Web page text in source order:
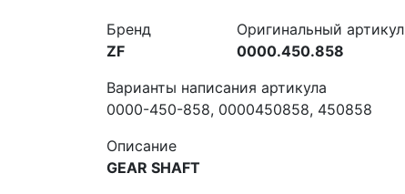
Бренд
ZF
Оригинальный артикул
0000.450.858
Варианты написания артикула
0000-450-858, 0000450858, 450858
Описание
GEAR SHAFT